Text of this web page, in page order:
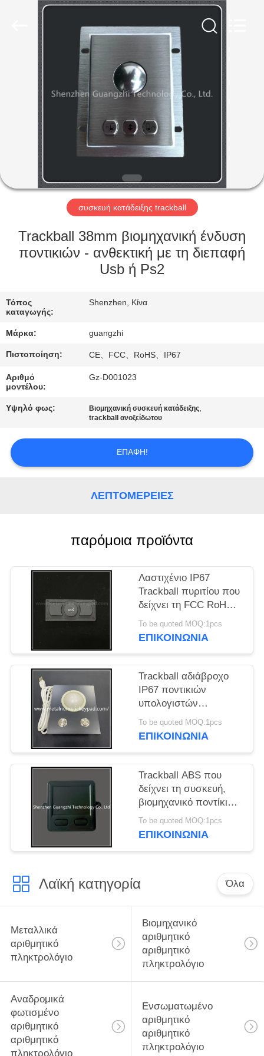
ΣΠΊΤΙ
ΠΡΟΪΌΝΤΑ
ΠΕΡΊΠΟΥ
ΕΜΕΊΣ
ΓΎΡΟΣ
ΕΡΓΟΣΤΑΣΊΩΝ
ΠΟΙΟΤΙΚΌΣ
ΜΑΣ
ΕΛΆΤΕ
ΕΠΑΦΉ
ΜΕ
ΈΝΑ
ΑΠΌΣΠΑΣΜΑ
PRIVACY
συσκευή κατάδειξης trackball
Trackball 38mm βιομηχανική ένδυση
ποντικιών - ανθεκτική με τη διεπαφή
Usb ή Ps2
Τόπος
καταγωγής:
Shenzhen, Κίνα
Μάρκα: guangzhi
Πιστοποίηση: CE、FCC、RoHS、IP67
Αριθμό
μοντέλου:
Gz-D001023
Υψηλό φως: Βιομηχανική συσκευή κατάδειξης,
trackball ανοξείδωτου
ΕΠΑΦΉ!
ΛΕΠΤΟΜΈΡΕΙΕΣ
παρόμοια προϊόντα
Λαστιχένιο IP67
Trackball πυριτίου που
δείχνει τη FCC RoHS
CE συσκευών
εγκεκριμένο
To be quoted MOQ:1pcs
ΕΠΙΚΟΙΝΩΝΊΑ
Trackball αδιάβροχο
IP67 ποντικιών
υπολογιστών
μετάλλων Positioner
ποντικιών μετάλλων
To be quoted MOQ:1pcs
ΕΠΙΚΟΙΝΩΝΊΑ
Trackball ABS που
δείχνει τη συσκευή,
βιομηχανικό ποντίκι
οθόνης αφής για το
τερματικό
To be quoted MOQ:1pcs
ΕΠΙΚΟΙΝΩΝΊΑ
Λαϊκή κατηγορία Όλα
Μεταλλικά
αριθμητικό
πληκτρολόγιο
Βιομηχανικό
αριθμητικό
αριθμητικό
πληκτρολόγιο
Αναδρομικά
φωτισμένο
αριθμητικό
αριθμητικό
πληκτρολόγιο
Ενσωματωμένο
αριθμητικό
αριθμητικό
πληκτρολόγιο